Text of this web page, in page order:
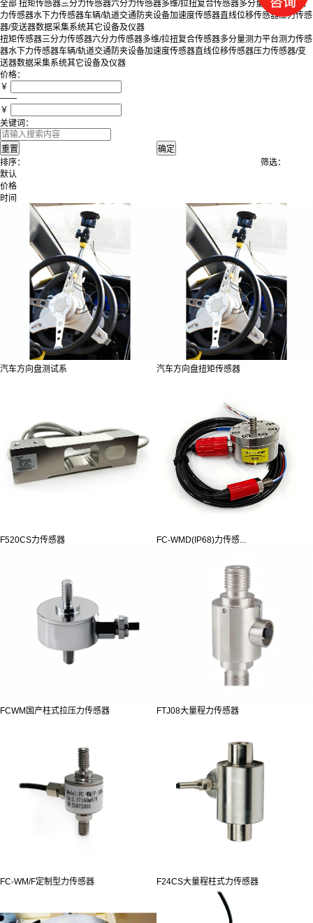
全部 扭矩传感器三分力传感器六分力传感器多维/拉扭复合传感器多分量测力平台
测
力传感器水下力传感器车辆/轨道交通防夹设备加速度传感器直线位移传感器压力传感
器/变送器数据采集系统其它设备及仪器
扭矩传感器三分力传感器六分力传感器多维/拉扭复合传感器多分量测力平台测力传感
器水下力传感器车辆/轨道交通防夹设备加速度传感器直线位移传感器压力传感器/变
送器数据采集系统其它设备及仪器
价格：
￥
——
￥
关键词：
排序：
默认
价格
时间
筛选：
汽车方向盘测试系 汽车方向盘扭矩传感器
F520CS力传感器 FC-WMD(IP68)力传感...
FCWM国产柱式拉压力传感器 FTJ08大量程力传感器
FC-WM/F定制型力传感器 F24CS大量程柱式力传感器